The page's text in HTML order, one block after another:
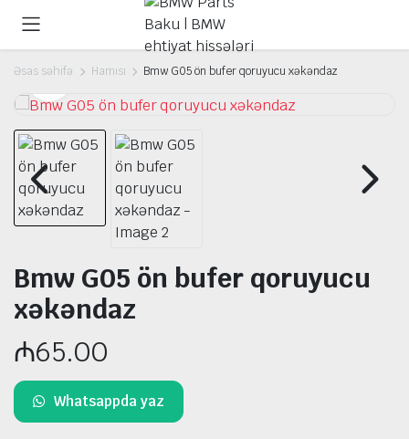
Əsas səhifə Hamısı Bmw G05 ön bufer qoruyucu xəkəndaz
Bmw G05 ön bufer qoruyucu
xəkəndaz
₼65.00
Whatsappda yaz